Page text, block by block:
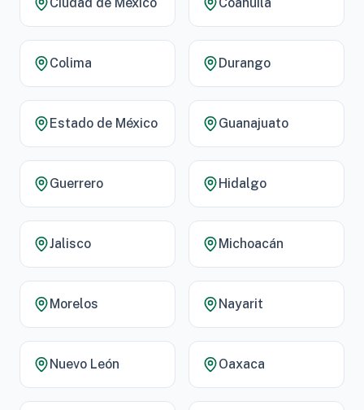
Colima Durango
Estado de México Guanajuato
Guerrero Hidalgo
Jalisco Michoacán
Morelos Nayarit
Nuevo León Oaxaca